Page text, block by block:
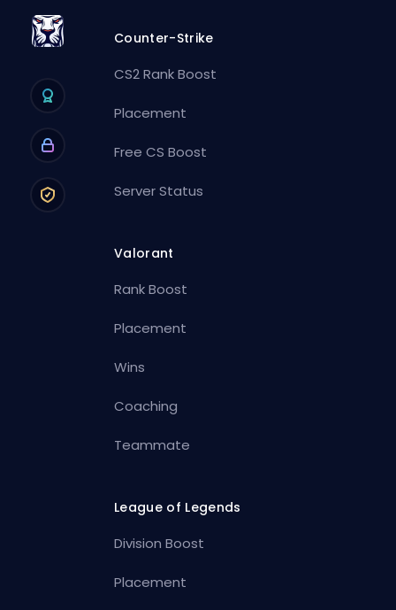
Counter-Strike
CS2 Rank Boost
Placement
Free CS Boost
Server Status
Valorant
Rank Boost
Placement
Wins
Coaching
Teammate
League of Legends
Division Boost
Placement